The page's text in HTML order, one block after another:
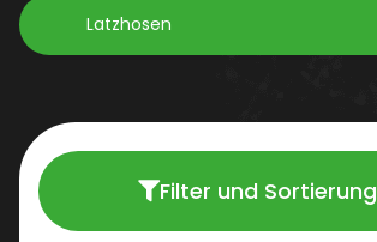
Latzhosen
Filter und Sortierung